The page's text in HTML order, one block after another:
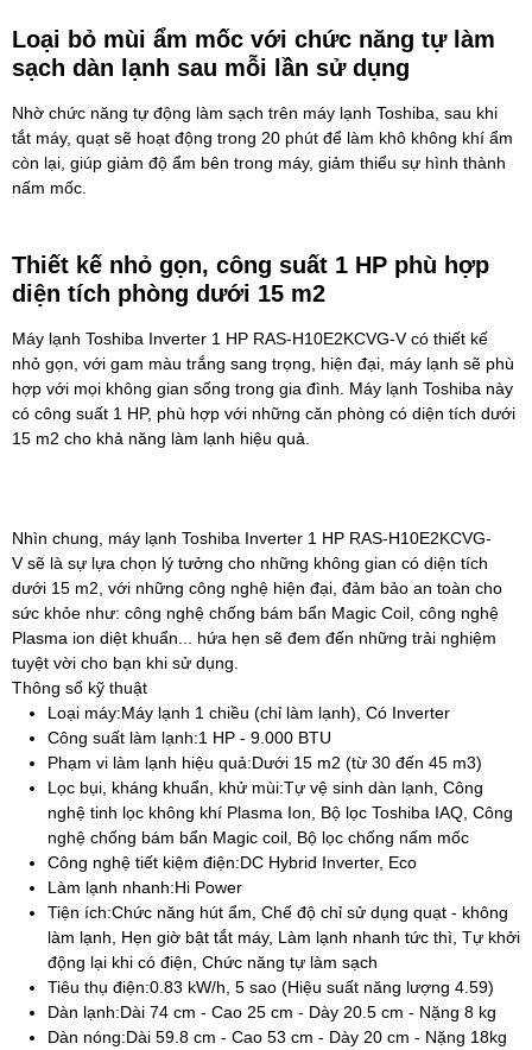
Loại bỏ mùi ẩm mốc với chức năng tự làm
sạch dàn lạnh sau mỗi lần sử dụng
Nhờ chức năng tự động làm sạch trên máy lạnh Toshiba, sau khi
tắt máy, quạt sẽ hoạt động trong 20 phút để làm khô không khí ẩm
còn lại, giúp giảm độ ẩm bên trong máy, giảm thiểu sự hình thành
nấm mốc.
Thiết kế nhỏ gọn, công suất 1 HP phù hợp
diện tích phòng dưới 15 m2
Máy lạnh Toshiba Inverter 1 HP RAS-H10E2KCVG-Vcó thiết kế
nhỏ gọn, với gam màu trắng sang trọng, hiện đại, máy lạnh sẽ phù
hợp với mọi không gian sống trong gia đình. Máy lạnh Toshiba này
có công suất 1 HP, phù hợp với những căn phòng có diện tích dưới
15 m2 cho khả năng làm lạnh hiệu quả.
Nhìn chung, máy lạnh Toshiba Inverter 1 HP RAS-H10E2KCVG-
V sẽ là sự lựa chọn lý tưởng cho những không gian có diện tích
dưới 15 m2, với những công nghệ hiện đại, đảm bảo an toàn cho
sức khỏe như: công nghệ chống bám bẩn Magic Coil, công nghệ
Plasma ion diệt khuẩn... hứa hẹn sẽ đem đến những trải nghiệm
tuyệt vời cho bạn khi sử dụng.
Thông số kỹ thuật
Loại máy:Máy lạnh 1 chiều (chỉ làm lạnh), Có Inverter
Công suất làm lạnh:1 HP - 9.000 BTU
Phạm vi làm lạnh hiệu quả:Dưới 15 m2 (từ 30 đến 45 m3)
Lọc bụi, kháng khuẩn, khử mùi:Tự vệ sinh dàn lạnh, Công
nghệ tinh lọc không khí Plasma Ion, Bộ lọc Toshiba IAQ, Công
nghệ chống bám bẩn Magic coil, Bộ lọc chống nấm mốc
Công nghệ tiết kiệm điện:DC Hybrid Inverter, Eco
Làm lạnh nhanh:Hi Power
Tiện ích:Chức năng hút ẩm, Chế độ chỉ sử dụng quạt - không
làm lạnh, Hẹn giờ bật tắt máy, Làm lạnh nhanh tức thì, Tự khởi
động lại khi có điện, Chức năng tự làm sạch
Tiêu thụ điện:0.83 kW/h, 5 sao (Hiệu suất năng lượng 4.59)
Dàn lạnh:Dài 74 cm - Cao 25 cm - Dày 20.5 cm - Nặng 8 kg
Dàn nóng:Dài 59.8 cm - Cao 53 cm - Dày 20 cm - Nặng 18kg